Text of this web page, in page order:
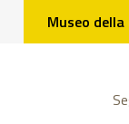
Museo